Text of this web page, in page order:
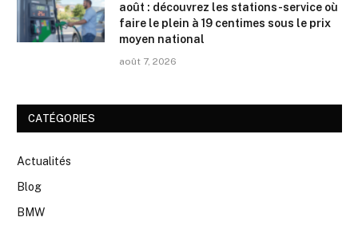
août : découvrez les stations-service où
faire le plein à 19 centimes sous le prix
moyen national
août 7, 2026
CATÉGORIES
Actualités
Blog
BMW